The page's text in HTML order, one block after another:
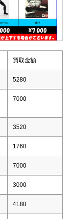
買取金額
5280
7000
3520
1760
7000
3000
4180